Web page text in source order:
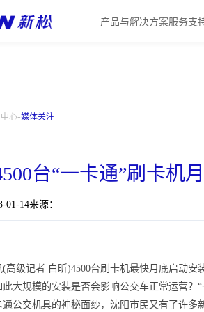
产品与解决方案服务支
心-媒体关注
台“一卡通”刷卡机
01-14来源：
(高级记者 白昕)4500台刷卡机最快月底启动
此大规模的安装是否会影响公交车正常运营
通公交机具的神秘面纱，沈阳市民又有了许多